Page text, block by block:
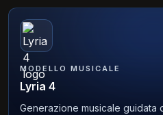
MODELLO MUSICALE
Lyria 4
Generazione musicale guidata